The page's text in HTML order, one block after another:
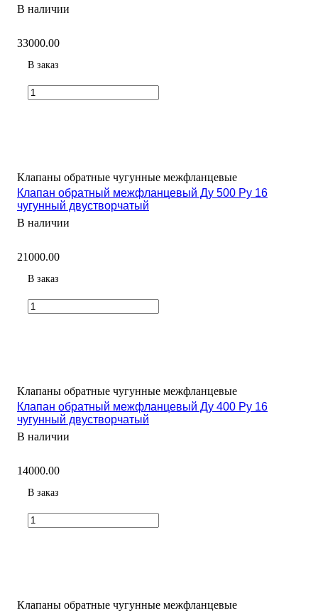
В наличии
33000.00
В заказ
Клапаны обратные чугунные межфланцевые
Клапан обратный межфланцевый Ду 500 Ру 16
чугунный двустворчатый
В наличии
21000.00
В заказ
Клапаны обратные чугунные межфланцевые
Клапан обратный межфланцевый Ду 400 Ру 16
чугунный двустворчатый
В наличии
14000.00
В заказ
Клапаны обратные чугунные межфланцевые